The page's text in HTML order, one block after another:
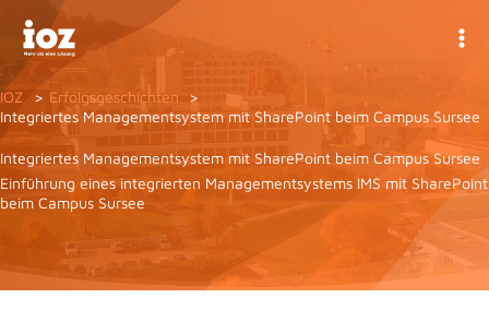
Inhalt
springen
IOZ
Erfolgsgeschichten
Integriertes Managementsystem mit SharePoint beim Campus Sursee
Integriertes Managementsystem mit SharePoint beim Campus Sursee
Einführung eines integrierten Managementsystems IMS mit SharePoint
beim Campus Sursee